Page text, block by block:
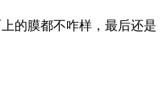
的膜都不咋样，最后还是